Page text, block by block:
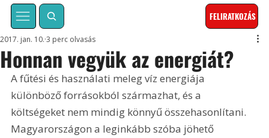
FELIRATKOZÁS
Honnan vegyük az energiát?
2017. jan. 10. 3 perc olvasás
A fűtési és használati meleg víz energiája
különböző forrásokból származhat, és a
költségeket nem mindig könnyű összehasonlítani.
Magyarországon a leginkább szóba jöhető